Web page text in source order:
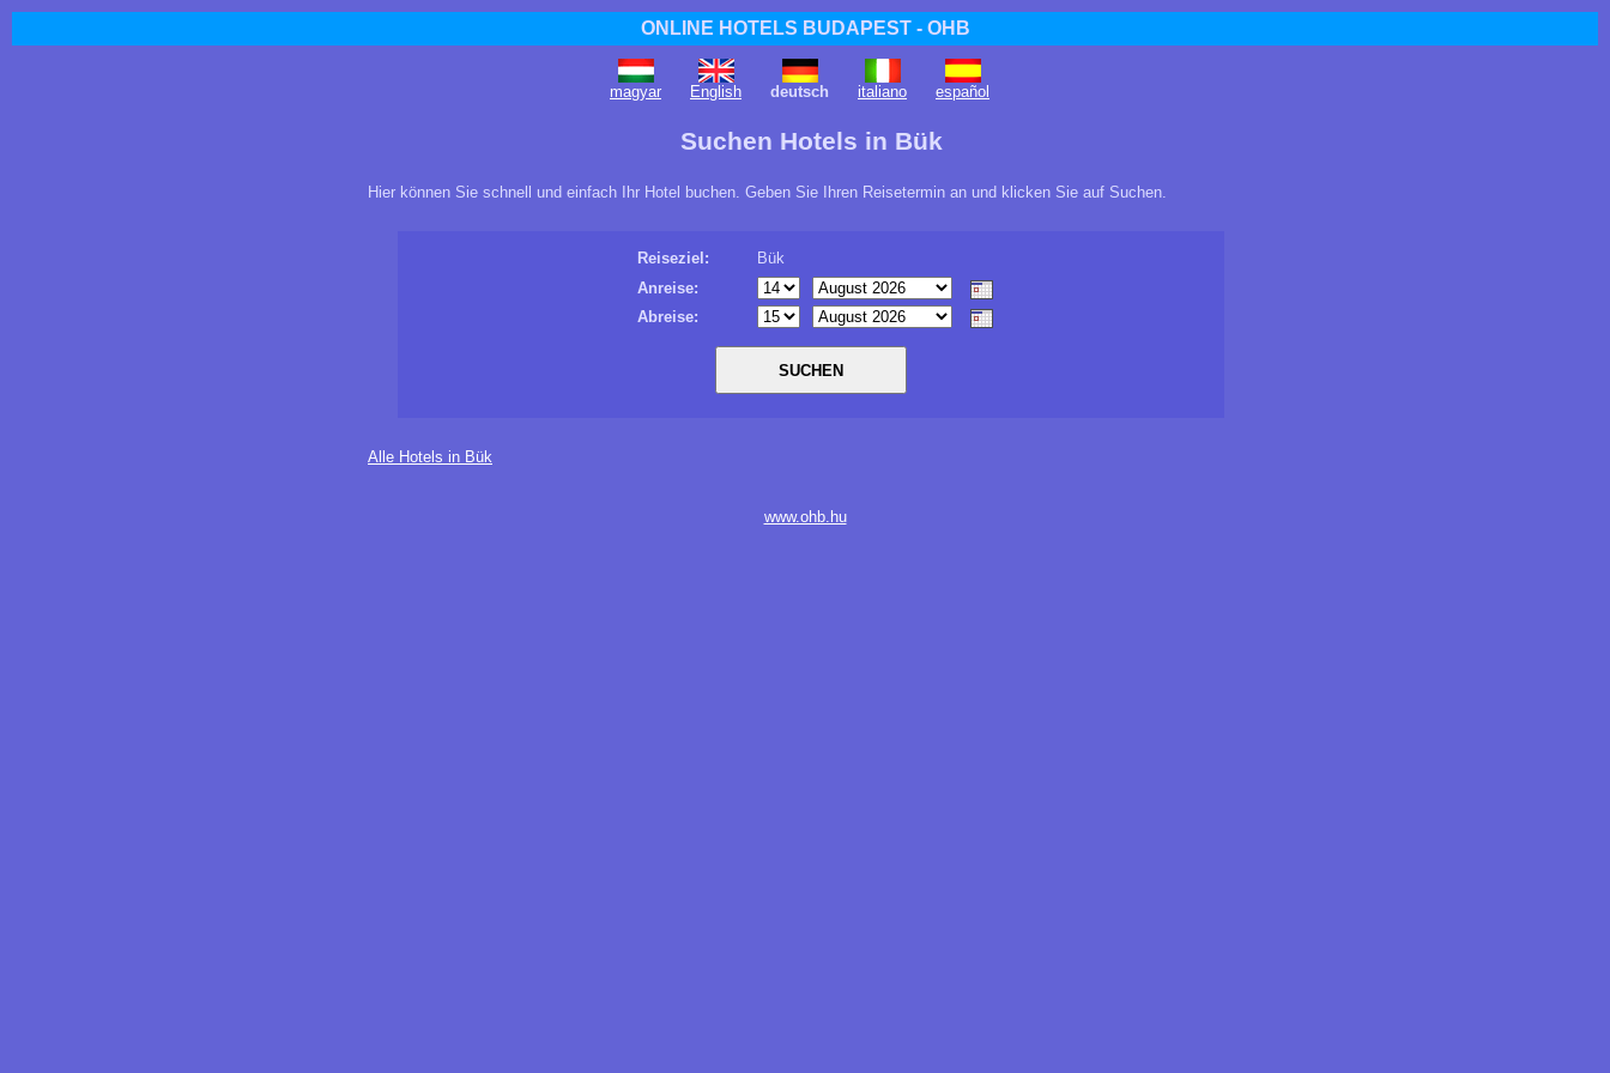
ONLINE HOTELS BUDAPEST - OHB
magyar English deutsch italiano español
Suchen Hotels in Bük
Hier können Sie schnell und einfach Ihr Hotel buchen. Geben Sie Ihren Reisetermin an und klicken Sie auf Suchen.
Reiseziel:
Bük
Anreise:
Abreise:
Alle Hotels in Bük
www.ohb.hu